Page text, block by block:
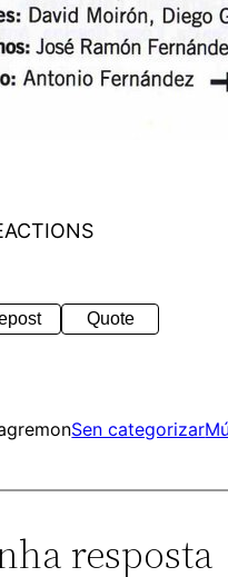
Quote
Sen categorizar
resposta